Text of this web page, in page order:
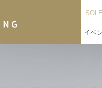
イベ